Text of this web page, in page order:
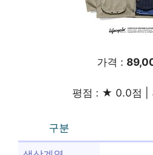
가격 :
평점 : ★ 0.0점 |
구분